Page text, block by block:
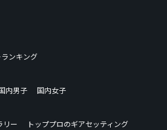
ンキング
内男子
国内女子
リー
トッププロのギアセッティング